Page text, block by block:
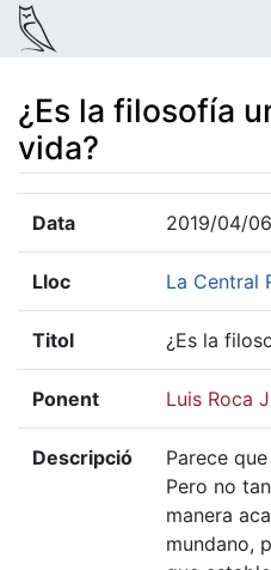
¿Es la filosofía
vida?
Data 2019/04/06
Lloc La Central
Titol ¿Es la
Ponent Luis Roca
Descripció
Parece
Pero no
manera
mundano,